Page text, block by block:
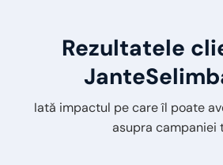
Rezultatele
Iată impactul pe care îl poate
asupra campaniei